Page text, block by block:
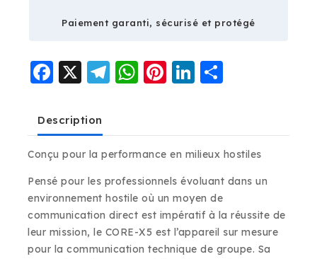
Paiement garanti, sécurisé et protégé
Facebook
X Telegram
WhatsApp
Pinterest
LinkedIn
Description
Conçu pour la performance en milieux hostiles
Pensé pour les professionnels évoluant dans un
environnement hostile où un moyen de
communication direct est impératif à la réussite de
leur mission, le CORE-X5 est l’appareil sur mesure
pour la communication technique de groupe. Sa